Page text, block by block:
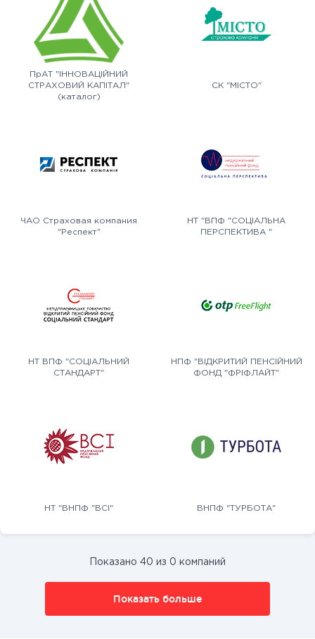
ПрАТ "ІННОВАЦІЙНИЙ
СТРАХОВИЙ КАПІТАЛ"
(каталог)
СК "МІСТО"
ЧАО Страховая компания
"Респект"
НТ "ВПФ "СОЦІАЛЬНА
ПЕРСПЕКТИВА "
НТ ВПФ "СОЦІАЛЬНИЙ
СТАНДАРТ"
НПФ "ВІДКРИТИЙ ПЕНСІЙНИЙ
ФОНД "ФРІФЛАЙТ"
НТ "ВНПФ "ВСІ" ВНПФ "ТУРБОТА"
Показано 40 из 0 компаний
Показать больше